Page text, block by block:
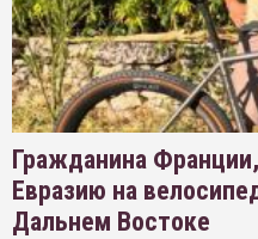
Гражданина
Евразию на
Дальнем Востоке